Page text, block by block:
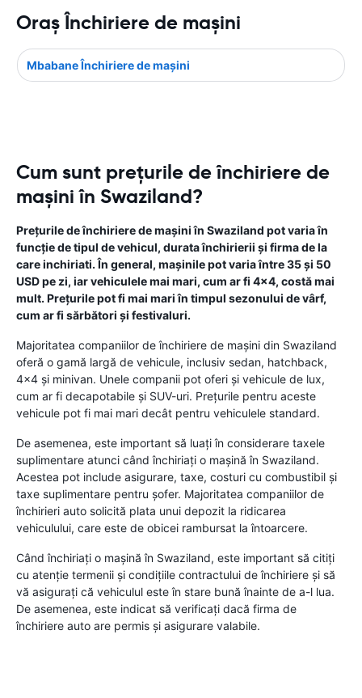
Oraş Închiriere de maşini
Mbabane Închiriere de maşini
Cum sunt prețurile de închiriere de
mașini în Swaziland?
Prețurile de închiriere de mașini în Swaziland pot varia în
funcție de tipul de vehicul, durata închirierii și firma de la
care inchiriati. În general, mașinile pot varia între 35 și 50
USD pe zi, iar vehiculele mai mari, cum ar fi 4x4, costă mai
mult. Prețurile pot fi mai mari în timpul sezonului de vârf,
cum ar fi sărbători și festivaluri.
Majoritatea companiilor de închiriere de mașini din Swaziland
oferă o gamă largă de vehicule, inclusiv sedan, hatchback,
4x4 și minivan. Unele companii pot oferi și vehicule de lux,
cum ar fi decapotabile și SUV-uri. Prețurile pentru aceste
vehicule pot fi mai mari decât pentru vehiculele standard.
De asemenea, este important să luați în considerare taxele
suplimentare atunci când închiriați o mașină în Swaziland.
Acestea pot include asigurare, taxe, costuri cu combustibil și
taxe suplimentare pentru șofer. Majoritatea companiilor de
închirieri auto solicită plata unui depozit la ridicarea
vehiculului, care este de obicei rambursat la întoarcere.
Când închiriați o mașină în Swaziland, este important să citiți
cu atenție termenii și condițiile contractului de închiriere și să
vă asigurați că vehiculul este în stare bună înainte de a-l lua.
De asemenea, este indicat să verificați dacă firma de
închiriere auto are permis și asigurare valabile.